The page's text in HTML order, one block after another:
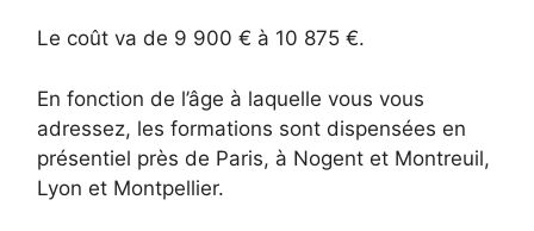
Le coût va de 9 900 € à 10 875 €.
En fonction de l’âge à laquelle vous vous
adressez, les formations sont dispensées en
présentiel près de Paris, à Nogent et Montreuil,
Lyon et Montpellier.